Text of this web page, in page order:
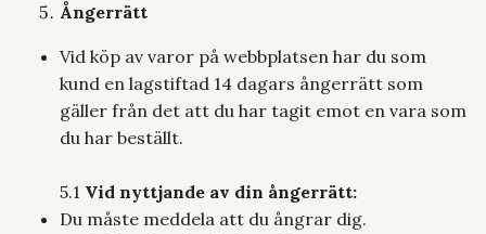
Ångerrätt
Vid köp av varor på webbplatsen har du som
kund en lagstiftad 14 dagars ångerrätt som
gäller från det att du har tagit emot en vara som
du har beställt.
5.1 Vid nyttjande av din ångerrätt:
Du måste meddela att du ångrar dig.